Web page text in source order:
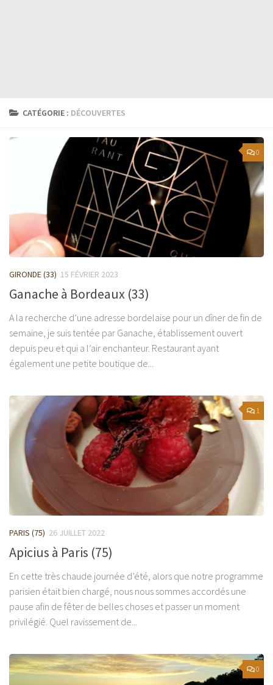
CATÉGORIE : DÉCOUVERTES
0
GIRONDE (33) 15 FÉVRIER 2023
Ganache à Bordeaux (33)
A la recherche d’une adresse bordelaise pour un dîner de fin de
semaine, je suis tentée par Ganache, établissement ouvert
depuis peu et qui a l’air enchanteur. Restaurant ayant
également une petite boutique de...
1
PARIS (75) 26 JUILLET 2022
Apicius à Paris (75)
En cette très chaude journée d’été, alors que notre programme
parisien était bien chargé, nous nous sommes accordés une
pause afin de fêter de belles choses et passer un moment
privilégié. Quel ravissement de...
0